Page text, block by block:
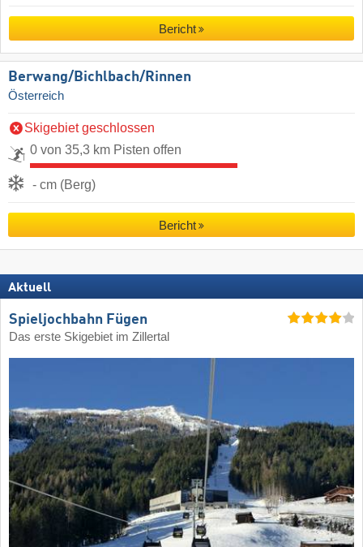
Bericht
Berwang/​Bichlbach/​Rinnen
Österreich
Skigebiet geschlossen
0 von 35,3 km Pisten offen
- cm (Berg)
Bericht
Aktuell
Spieljochbahn Fügen
Das erste Skigebiet im Zillertal